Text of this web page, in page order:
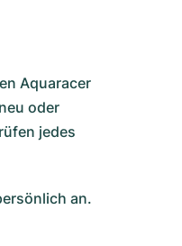
Aquaracer
oder
jedes
an.